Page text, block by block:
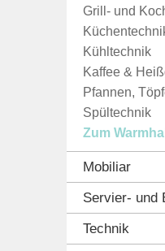
Grill- und
Kühltechnik
Kaffee &
Pfannen,
Spültechnik
Zum
Mobiliar
Servier- und
Technik